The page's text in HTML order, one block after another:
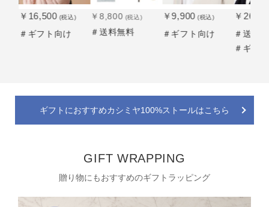
￥16,500 (税込)
＃ギフト向け
￥8,800 (税込)
＃送料無料
￥9,900 (税込)
＃ギフト向け
￥
＃送料
＃ギフ
ギフトにおすすめカシミヤ100%ストールはこちら
GIFT WRAPPING
贈り物にもおすすめのギフトラッピング